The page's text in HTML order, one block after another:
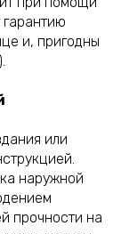
и, пригодны
или
наружной
прочности на